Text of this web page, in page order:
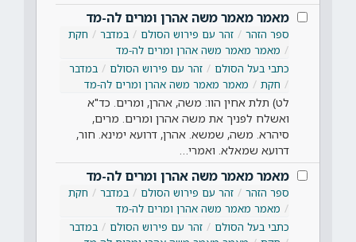
מאמר מאמר משה אהרן ומרים לה-מד
ספר הזהר זהר עם פירוש הסולם במדבר
חקת
מאמר מאמר משה אהרן ומרים לה-מד
כתבי בעל הסולם
זהר עם פירוש הסולם
במדבר
חקת
מאמר מאמר משה אהרן ומרים לה-מד
לט) תלת אחין הוו: משה, אהרן, ומרים. כד"א
ואשלח לפניך את משה אהרן ומרים. מרים,
סיהרא. משה, שמשא. אהרן, דרועא ימינא. חור,
דרועא שמאלא. ואמרי…
מאמר מאמר משה אהרן ומרים לה-מד
ספר הזהר זהר עם פירוש הסולם במדבר
חקת
מאמר מאמר משה אהרן ומרים לה-מד
כתבי בעל הסולם
זהר עם פירוש הסולם
במדבר